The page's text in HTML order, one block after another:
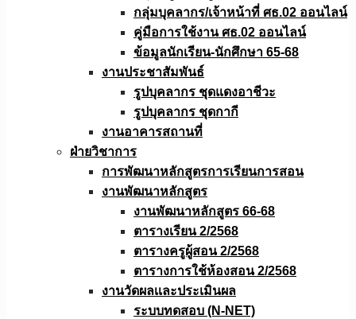
กลุ่มบุคลากร/เจ้าหน้าที่ ศธ.02 ออนไลน์
คู่มือการใช้งาน ศธ.02 ออนไลน์
ข้อมูลนักเรียน-นักศึกษา 65-68
งานประชาสัมพันธ์
รูปบุคลากร ชุดแดงอาชีวะ
รูปบุคลากร ชุดกากี
งานอาคารสถานที่
ฝ่ายวิชาการ
การพัฒนาหลักสูตรการเรียนการสอน
งานพัฒนาหลักสูตร
งานพัฒนาหลักสูตร 66-68
ตารางเรียน 2/2568
ตารางครูผู้สอน 2/2568
ตารางการใช้ห้องสอน 2/2568
งานวัดผลเเละประเมินผล
ระบบทดสอบ (N-NET)